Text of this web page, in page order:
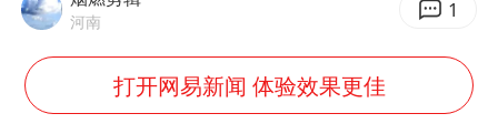
泰国初中生饮弹自尽前开了26枪
36岁男演员成景区NPC后人气爆棚
河南 1
打开网易新闻 体验效果更佳